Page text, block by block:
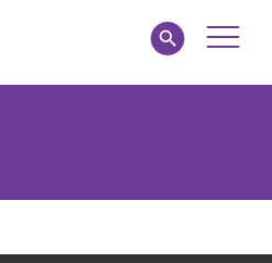
Toggle